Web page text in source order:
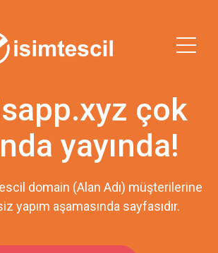
çok
yayında!
domain (Alan Adı) müşterilerine
yapım aşamasında sayfasıdır.